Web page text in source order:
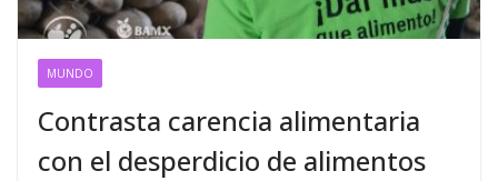
MUNDO
Contrasta carencia alimentaria
con el desperdicio de alimentos